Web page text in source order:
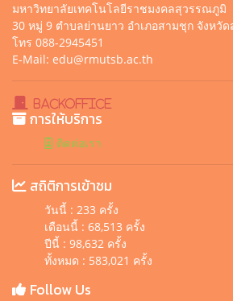
มหาวิทยาลัยเทคโนโลยีราชมงคลสุวรรณภูมิ
30 หมู่ 9 ตำบลย่านยาว อำเภอสามชุก จังหวั
โทร 088-2945451
E-Mail: edu@rmutsb.ac.th
BackOffice
การให้บริการ
ติดต่อเรา
สถิติการเข้าชม
วันนี้ : 233 ครั้ง
เดือนนี้ : 68,513 ครั้ง
ปีนี้ : 98,632 ครั้ง
ทั้งหมด : 583,021 ครั้ง
Follow Us